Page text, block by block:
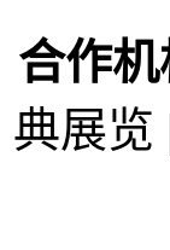
合作机
典展览